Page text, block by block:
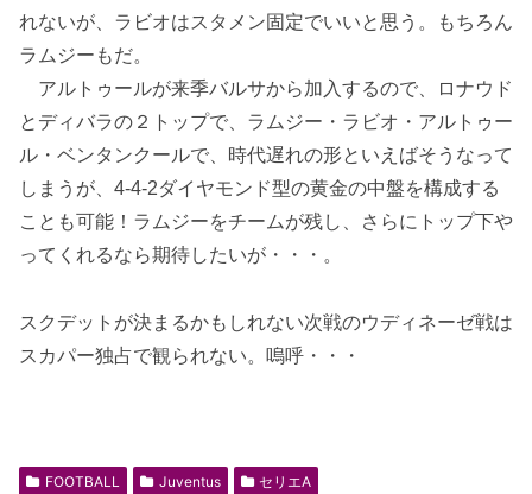
れないが、ラビオはスタメン固定でいいと思う。もちろん
ラムジーもだ。
アルトゥールが来季バルサから加入するので、ロナウド
とディバラの２トップで、ラムジー・ラビオ・アルトゥー
ル・ベンタンクールで、時代遅れの形といえばそうなって
しまうが、4-4-2ダイヤモンド型の黄金の中盤を構成する
ことも可能！ラムジーをチームが残し、さらにトップ下や
ってくれるなら期待したいが・・・。
スクデットが決まるかもしれない次戦のウディネーゼ戦は
スカパー独占で観られない。嗚呼・・・
FOOTBALL Juventus セリエA